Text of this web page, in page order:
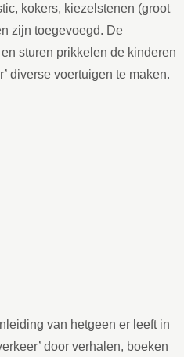
kokers, kiezelstenen (groot
zijn toegevoegd. De
sturen prikkelen de kinderen
diverse voertuigen te maken.
van hetgeen er leeft in
door verhalen, boeken